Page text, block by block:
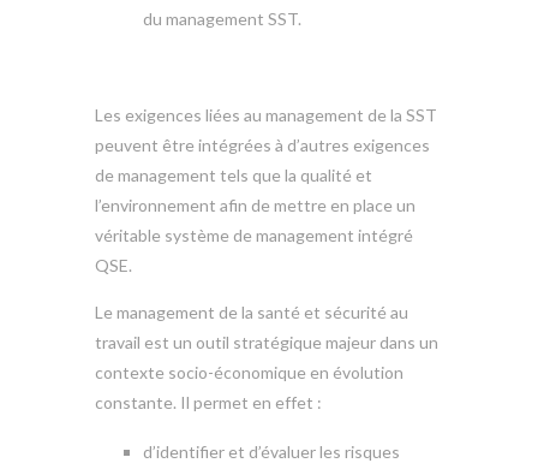
du management SST.
Les exigences liées au management de la SST
peuvent être intégrées à d’autres exigences
de management tels que la qualité et
l’environnement afin de mettre en place un
véritable système de management intégré
QSE.
Le management de la santé et sécurité au
travail est un outil stratégique majeur dans un
contexte socio-économique en évolution
constante. Il permet en effet :
d’identifier et d’évaluer les risques